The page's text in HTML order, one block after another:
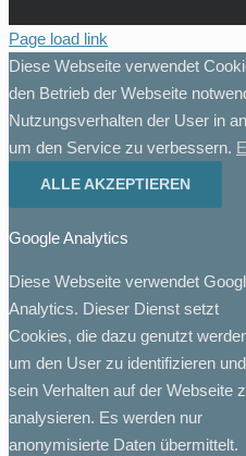
Page load link
Diese Webseite verwendet
den Betrieb der Webseite
Nutzungsverhalten der User in
um den Service zu verbessern.
ALLE AKZEPTIEREN
Google Analytics
Diese Webseite verwendet
Analytics. Dieser Dienst setzt
Cookies, die dazu genutzt
um den User zu identifizieren und
sein Verhalten auf der Webseite
analysieren. Es werden nur
anonymisierte Daten übermittelt.